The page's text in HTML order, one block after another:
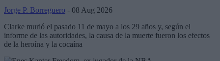
Jorge P. Borreguero - 08 Aug 2026
Clarke murió el pasado 11 de mayo a los 29 años y, según el
informe de las autoridades, la causa de la muerte fueron los efectos
de la heroína y la cocaína